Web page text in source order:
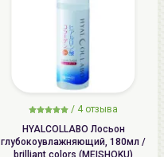
/ 4 отзыва
HYALCOLLABO Лосьон
глубокоувлажняющий, 180мл /
brilliant colors (MEISHOKU)